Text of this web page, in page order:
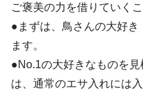
ご褒美の力を借りていく
●まずは、鳥さんの大好き
ます。
●No.1の大好きなものを
は、通常のエサ入れには